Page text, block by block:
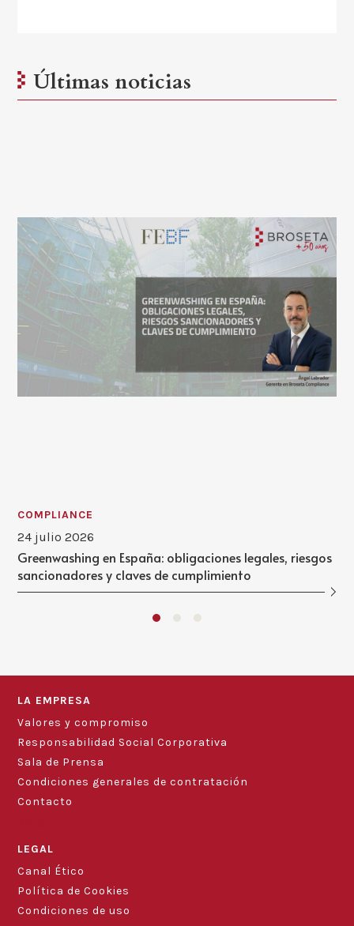
Últimas noticias
COMPLIANCE
24 julio 2026
Greenwashing en España: obligaciones legales, riesgos
sancionadores y claves de cumplimiento
LA EMPRESA
Valores y compromiso
Responsabilidad Social Corporativa
Sala de Prensa
Condiciones generales de contratación
Contacto
LEGAL
Canal Ético
Política de Cookies
Condiciones de uso